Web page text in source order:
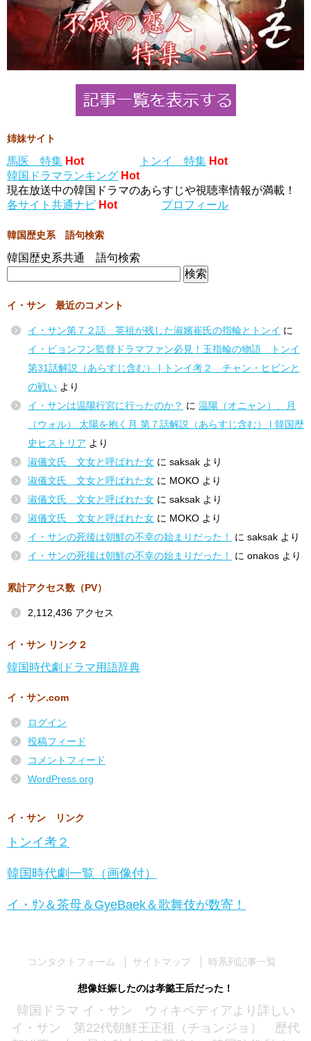
姉妹サイト
馬医 特集 Hot トンイ 特集 Hot
韓国ドラマランキング Hot
現在放送中の韓国ドラマのあらすじや視聴率情報が満載！
各サイト共通ナビ Hot プロフィール
韓国歴史系 語句検索
韓国歴史系共通 語句検索
イ・サン 最近のコメント
イ・サン第７２話 英祖が残した淑嬪崔氏の指輪とトンイ に
イ・ビョンフン監督ドラマファン必見！玉指輪の物語 トンイ
第31話解説（あらすじ含む） | トンイ考２ チャン・ヒビンと
の戦い より
イ・サンは温陽行宮に行ったのか？ に 温陽（オニャン）、月
（ウォル） 太陽を抱く月 第７話解説（あらすじ含む） | 韓国歴
史ヒストリア より
淑儀文氏 文女と呼ばれた女 に saksak より
淑儀文氏 文女と呼ばれた女 に MOKO より
淑儀文氏 文女と呼ばれた女 に saksak より
淑儀文氏 文女と呼ばれた女 に MOKO より
イ・サンの死後は朝鮮の不幸の始まりだった！
に saksak より
イ・サンの死後は朝鮮の不幸の始まりだった！
に onakos より
累計アクセス数（PV）
2,112,436 アクセス
イ・サン リンク２
韓国時代劇ドラマ用語辞典
イ・サン.com
ログイン
投稿フィード
コメントフィード
WordPress.org
イ・サン リンク
トンイ考２
韓国時代劇一覧（画像付）
イ・ｻﾝ＆茶母＆GyeBaek＆歌舞伎が数寄！
コンタクトフォーム サイトマップ 時系列記事一覧
想像妊娠したのは孝懿王后だった！
韓国ドラマ イ・サン ウィキペディアより詳しい
イ・サン 第22代朝鮮王正祖（チョンジョ） 歴代